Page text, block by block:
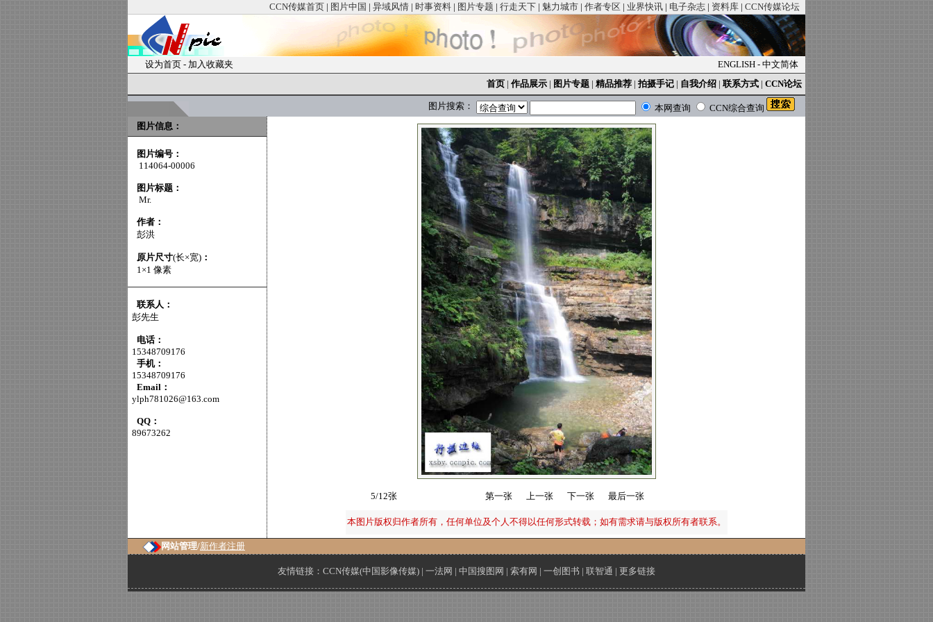
CCN传媒首页 | 图片中国 | 异域风情 | 时事资料 | 图片专题 | 行走天下 | 魅力城市 | 作者专区 | 业界快讯 | 电子杂志 | 资料库 | CCN传媒论坛
设为首页 - 加入收藏夹 ENGLISH - 中文简体
首页 | 作品展示 | 图片专题 | 精品推荐 | 拍摄手记 | 自我介绍 | 联系方式 | CCN论坛
图片搜索： 本网查询
CCN综合查询
图片信息：
图片编号：
114064-00006
图片标题：
Mr.
作者：
彭洪
原片尺寸(长×宽) ：
1×1 像素
联系人：
彭先生
电话：
15348709176
手机：
15348709176
Email：
ylph781026@163.com
QQ：
89673262
5/12张 第一张 上一张 下一张 最后一张
本图片版权归作者所有，任何单位及个人不得以任何形式转载；如有需求请与版权所有者联系。
网站管理/新作者注册
友情链接： CCN传媒(中国影像传媒) | 一法网 | 中国搜图网 | 索有网 | 一创图书 | 联智通 | 更多链接